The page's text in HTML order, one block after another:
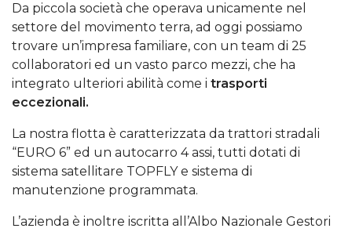
Da piccola società che operava unicamente nel
settore del movimento terra, ad oggi possiamo
trovare un’impresa familiare, con un team di 25
collaboratori ed un vasto parco mezzi, che ha
integrato ulteriori abilità come i trasporti
eccezionali.
La nostra flotta è caratterizzata da trattori stradali
“EURO 6” ed un autocarro 4 assi, tutti dotati di
sistema satellitare TOPFLY e sistema di
manutenzione programmata.
L’azienda è inoltre iscritta all’Albo Nazionale Gestori